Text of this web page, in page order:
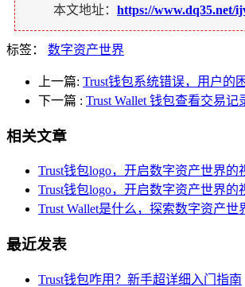
本文地址： https://www.dq35.net/
标签： 数字资产世界
上一篇: Trust钱包系统错误，用户的
下一篇 : Trust Wallet 钱包查看交易记
相关文章
Trust钱包logo，开启数字资产世界的
Trust钱包logo，开启数字资产世界的
Trust Wallet是什么，探索数字资产世
最近发表
Trust钱包咋用？新手超详细入门指南